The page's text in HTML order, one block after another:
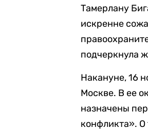
Тамерлану
искренне
подчеркнула
Накануне, 16
Москве. В ее
назначены
конфликта».